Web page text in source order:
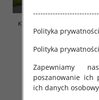
Komplet dziewczęce Roz 122-
158, 1 kolor Paczka 7 szt
30.00 zł
Polityka prywatności
Polityka
Zapewniamy
poszanowanie ich
ich danych